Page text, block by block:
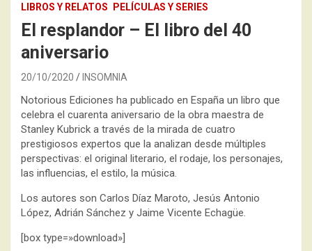
LIBROS Y RELATOS PELÍCULAS Y SERIES
El resplandor – El libro del 40
aniversario
20/10/2020 INSOMNIA
Notorious Ediciones ha publicado en España un libro que
celebra el cuarenta aniversario de la obra maestra de
Stanley Kubrick a través de la mirada de cuatro
prestigiosos expertos que la analizan desde múltiples
perspectivas: el original literario, el rodaje, los personajes,
las influencias, el estilo, la música.
Los autores son Carlos Díaz Maroto, Jesús Antonio
López, Adrián Sánchez y Jaime Vicente Echagüe.
[box type=»download»]